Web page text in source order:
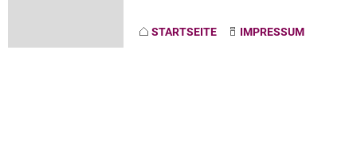
STARTSEITE IMPRESSUM